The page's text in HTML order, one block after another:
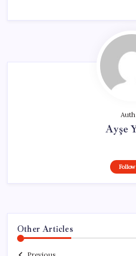
Ayşe
Other Articles